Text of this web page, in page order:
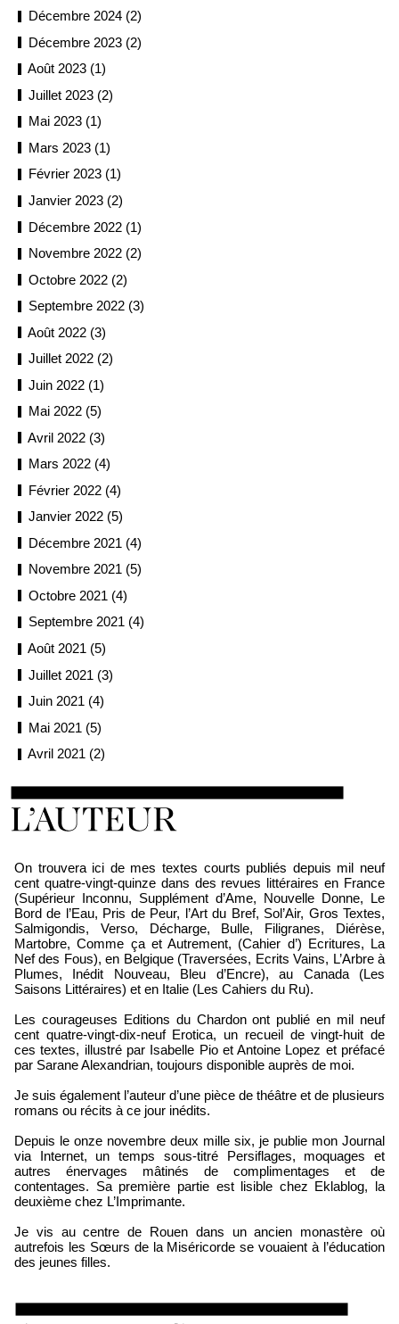
Décembre 2024 (2)
Décembre 2023 (2)
Août 2023 (1)
Juillet 2023 (2)
Mai 2023 (1)
Mars 2023 (1)
Février 2023 (1)
Janvier 2023 (2)
Décembre 2022 (1)
Novembre 2022 (2)
Octobre 2022 (2)
Septembre 2022 (3)
Août 2022 (3)
Juillet 2022 (2)
Juin 2022 (1)
Mai 2022 (5)
Avril 2022 (3)
Mars 2022 (4)
Février 2022 (4)
Janvier 2022 (5)
Décembre 2021 (4)
Novembre 2021 (5)
Octobre 2021 (4)
Septembre 2021 (4)
Août 2021 (5)
Juillet 2021 (3)
Juin 2021 (4)
Mai 2021 (5)
Avril 2021 (2)
On trouvera ici de mes textes courts publiés depuis mil neuf
cent quatre-vingt-quinze dans des revues littéraires en France
(Supérieur Inconnu, Supplément d’Ame, Nouvelle Donne, Le
Bord de l’Eau, Pris de Peur, l’Art du Bref, Sol’Air, Gros Textes,
Salmigondis, Verso, Décharge, Bulle, Filigranes, Diérèse,
Martobre, Comme ça et Autrement, (Cahier d’) Ecritures, La
Nef des Fous), en Belgique (Traversées, Ecrits Vains, L’Arbre à
Plumes, Inédit Nouveau, Bleu d’Encre), au Canada (Les
Saisons Littéraires) et en Italie (Les Cahiers du Ru).
Les courageuses Editions du Chardon ont publié en mil neuf
cent quatre-vingt-dix-neuf Erotica, un recueil de vingt-huit de
ces textes, illustré par Isabelle Pio et Antoine Lopez et préfacé
par Sarane Alexandrian, toujours disponible auprès de moi.
Je suis également l’auteur d’une pièce de théâtre et de plusieurs
romans ou récits à ce jour inédits.
Depuis le onze novembre deux mille six, je publie mon Journal
via Internet, un temps sous-titré Persiflages, moquages et
autres énervages mâtinés de complimentages et de
contentages. Sa première partie est lisible chez Eklablog, la
deuxième chez L’Imprimante.
Je vis au centre de Rouen dans un ancien monastère où
autrefois les Sœurs de la Miséricorde se vouaient à l’éducation
des jeunes filles.